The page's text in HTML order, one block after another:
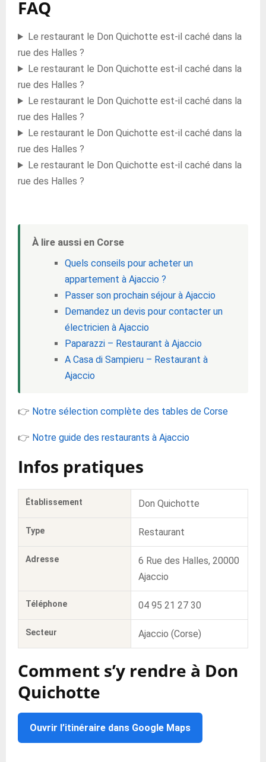
FAQ
Le restaurant le Don Quichotte est-il caché dans la
rue des Halles ?
Le restaurant le Don Quichotte est-il caché dans la
rue des Halles ?
Le restaurant le Don Quichotte est-il caché dans la
rue des Halles ?
Le restaurant le Don Quichotte est-il caché dans la
rue des Halles ?
Le restaurant le Don Quichotte est-il caché dans la
rue des Halles ?
À lire aussi en Corse
Quels conseils pour acheter un
appartement à Ajaccio ?
Passer son prochain séjour à Ajaccio
Demandez un devis pour contacter un
électricien à Ajaccio
Paparazzi – Restaurant à Ajaccio
A Casa di Sampieru – Restaurant à
Ajaccio
👉 Notre sélection complète des tables de Corse
👉 Notre guide des restaurants à Ajaccio
Infos pratiques
Établissement Don Quichotte
Type Restaurant
Adresse
6 Rue des Halles, 20000
Ajaccio
Téléphone 04 95 21 27 30
Secteur Ajaccio (Corse)
Comment s’y rendre à Don
Quichotte
Ouvrir l’itinéraire dans Google Maps